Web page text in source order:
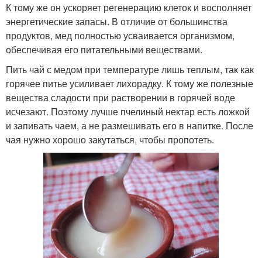
К тому же он ускоряет регенерацию клеток и восполняет
энергетические запасы. В отличие от большинства
продуктов, мед полностью усваивается организмом,
обеспечивая его питательными веществами.
Пить чай с медом при температуре лишь теплым, так как
горячее питье усиливает лихорадку. К тому же полезные
вещества сладости при растворении в горячей воде
исчезают. Поэтому лучше пчелиный нектар есть ложкой
и запивать чаем, а не размешивать его в напитке. После
чая нужно хорошо закутаться, чтобы пропотеть.